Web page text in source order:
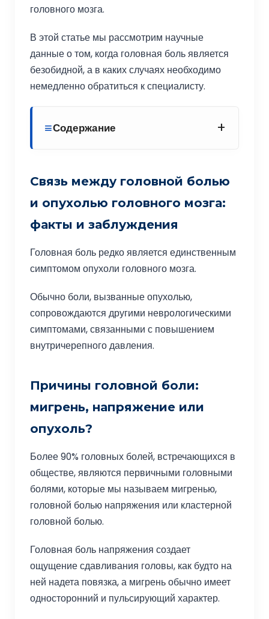
головного мозга.
В этой статье мы рассмотрим научные
данные о том, когда головная боль является
безобидной, а в каких случаях необходимо
немедленно обратиться к специалисту.
Содержание +
Связь между головной болью
и опухолью головного мозга:
факты и заблуждения
Головная боль редко является единственным
симптомом опухоли головного мозга.
Обычно боли, вызванные опухолью,
сопровождаются другими неврологическими
симптомами, связанными с повышением
внутричерепного давления.
Причины головной боли:
мигрень, напряжение или
опухоль?
Более 90% головных болей, встречающихся в
обществе, являются первичными головными
болями, которые мы называем мигренью,
головной болью напряжения или кластерной
головной болью.
Головная боль напряжения создает
ощущение сдавливания головы, как будто на
ней надета повязка, а мигрень обычно имеет
односторонний и пульсирующий характер.